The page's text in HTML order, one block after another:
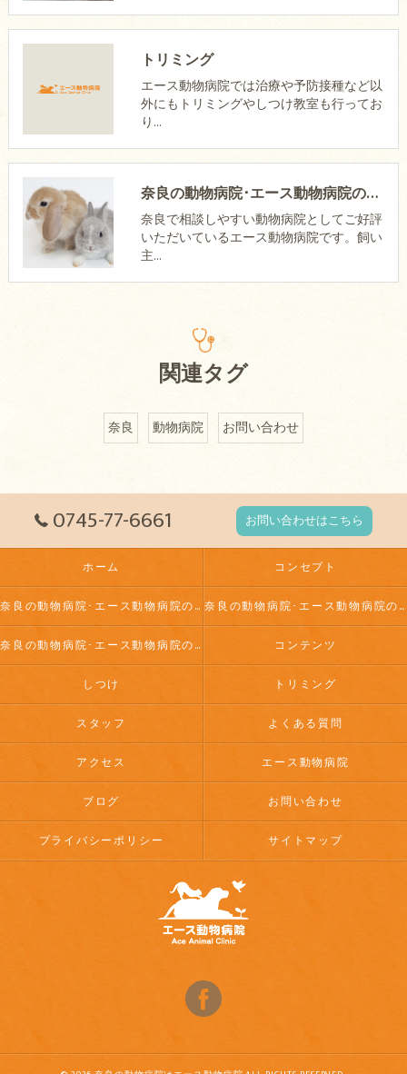
トリミング
エース動物病院では治療や予防接種など以
外にもトリミングやしつけ教室も行ってお
り…
奈良の動物病院･エース動物病院の評判
奈良で相談しやすい動物病院としてご好評
いただいているエース動物病院です。飼い
主…
関連タグ
奈良 動物病院 お問い合わせ
0745-77-6661 お問い合わせはこちら
ホーム コンセプト
奈良の動物病院･エース動物病院の口コミ情報 奈良の動物病院･エース動物病院の評判
奈良の動物病院･エース動物病院のお客様の声 コンテンツ
しつけ トリミング
スタッフ よくある質問
アクセス エース動物病院
ブログ お問い合わせ
プライバシーポリシー サイトマップ